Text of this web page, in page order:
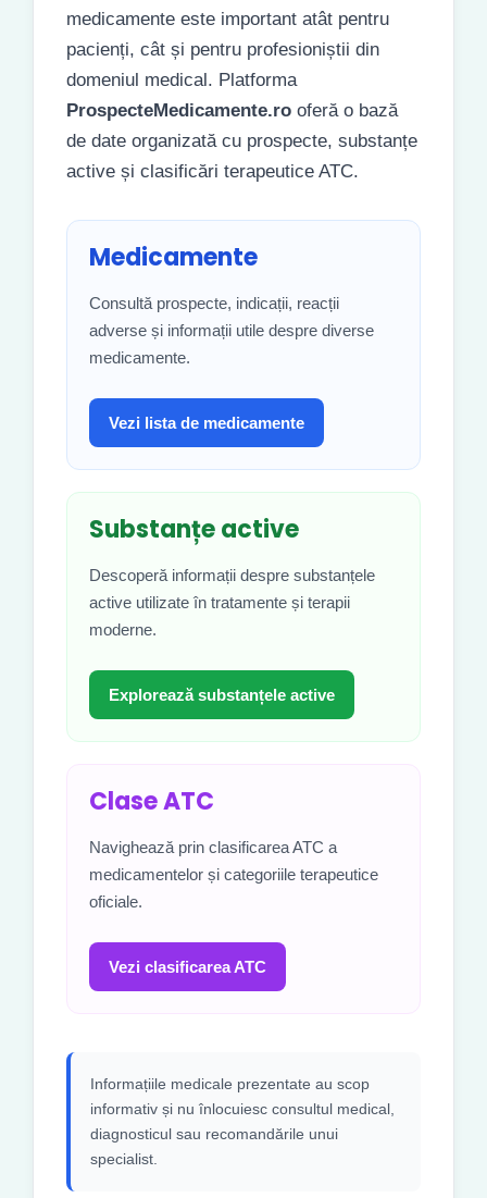
medicamente este important atât pentru
pacienți, cât și pentru profesioniștii din
domeniul medical. Platforma
ProspecteMedicamente.ro oferă o bază
de date organizată cu prospecte, substanțe
active și clasificări terapeutice ATC.
Medicamente
Consultă prospecte, indicații, reacții
adverse și informații utile despre diverse
medicamente.
Vezi lista de medicamente
Substanțe active
Descoperă informații despre substanțele
active utilizate în tratamente și terapii
moderne.
Explorează substanțele active
Clase ATC
Navighează prin clasificarea ATC a
medicamentelor și categoriile terapeutice
oficiale.
Vezi clasificarea ATC
Informațiile medicale prezentate au scop
informativ și nu înlocuiesc consultul medical,
diagnosticul sau recomandările unui
specialist.